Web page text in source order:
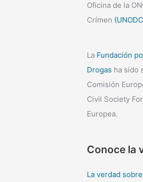
Oficina de la
Crímen
La Fundación
Drogas ha sido
Comisión
Civil Society
Europea.
Conoce la
La verdad